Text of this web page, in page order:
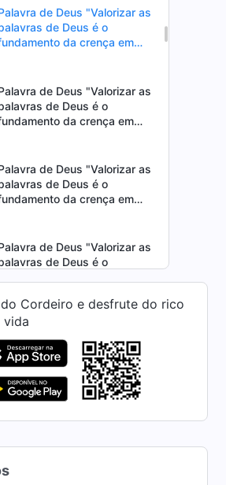
de Deus "Valorizar as
de Deus é o
da crença em
de Deus "Valorizar as
de Deus é o
da crença em
de Deus "Valorizar as
de Deus é o
da crença em
de Deus "Valorizar as
de Deus é o
de Deus "Como o
passa para a nova
era" (Parte um)
de Deus "Como o
passa para a nova
Cordeiro e desfrute do rico
vida